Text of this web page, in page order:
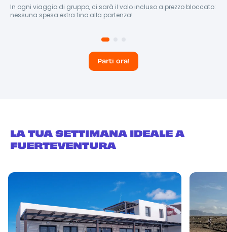
In ogni viaggio di gruppo, ci sarà il volo incluso a prezzo bloccato:
nessuna spesa extra fino alla partenza!
Parti ora!
LA TUA SETTIMANA IDEALE A
FUERTEVENTURA